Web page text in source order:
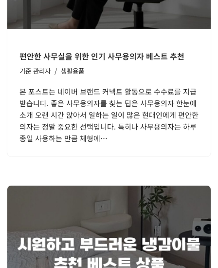
편안한 사무실을 위한 인기 사무용의자 베스트 추천
기준 관리자 생활용품
본 포스트는 네이버 브랜드 커넥트 활동으로 수수료를 지급
받습니다. 좋은 사무용의자를 찾는 팁은 사무용의자 한눈에
소개 오랜 시간 앉아서 일하는 일이 많은 현대인에게 편안한
의자는 정말 중요한 선택입니다. 특히나 사무용의자는 하루
종일 사용하는 만큼 체형에…